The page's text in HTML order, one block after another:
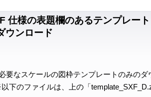
仕様の表題欄のあるテンプレー
ウンロード
要なスケールの図枠テンプレートのみのダ
下のファイルは、上の「